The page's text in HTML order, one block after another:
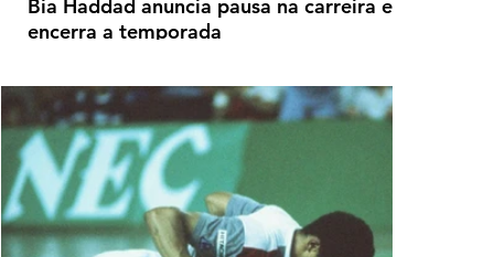
Bia Haddad anuncia pausa na carreira e
encerra a temporada